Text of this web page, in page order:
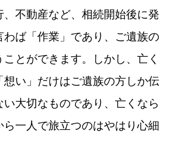
不動産など、相続開始後に発
わば「作業」であり、ご遺族の
とができます。しかし、 亡く
想い」だけはご遺族の方しか伝
い大切なものであり、亡くなら
一人で旅立つのはやはり心細